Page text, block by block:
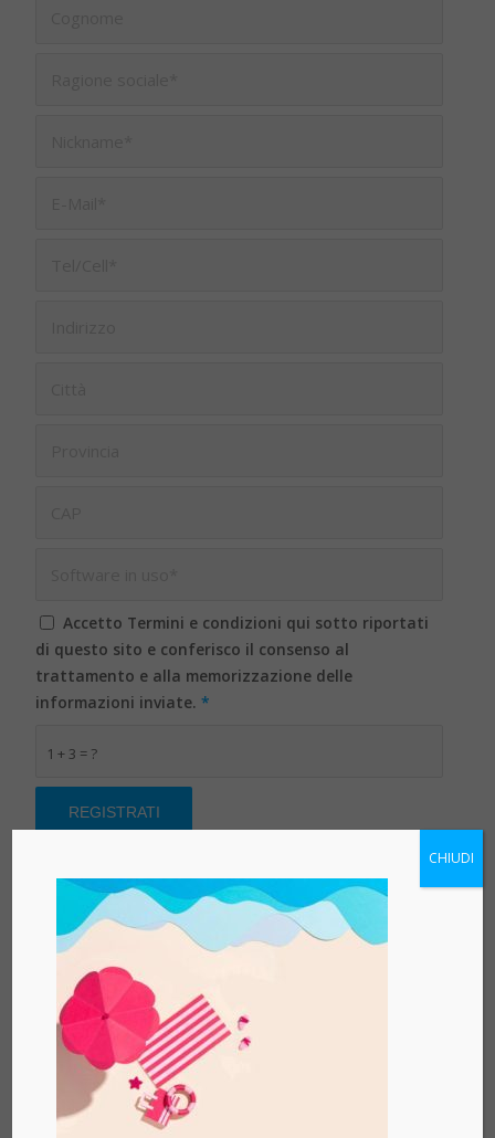
Accetto Termini e condizioni qui sotto riportati
di questo sito e conferisco il consenso al
trattamento e alla memorizzazione delle
informazioni inviate.*
1 + 3 = ?
TERMINI E CONDIZIONI
NTS Informatica.
Utilizzando o accedendo a qualsiasi parte dei servizi , si accettano tutti i
termini e le condizioni contenuti nel presente documento e le disposizioni
operative legate al sito NTS Informatica. Con questo documento ci riserviamo il
diritto e a nostra esclusiva discrezione, di modificare o sostituire, in qualsiasi
momento, i termini e le condizioni del presente Regolamento.
Se non siete d’accordo ad una qualsiasi di tali termini, condizioni, regole,
politiche o procedure, non utilizzare o accedere ai servizi. NTS Informatica si
riserva il diritto, a sua esclusiva discrezione, di modificare o sostituire qualsiasi
dei termini o condizioni del presente Regolamento in qualsiasi momento.
CHIUDI